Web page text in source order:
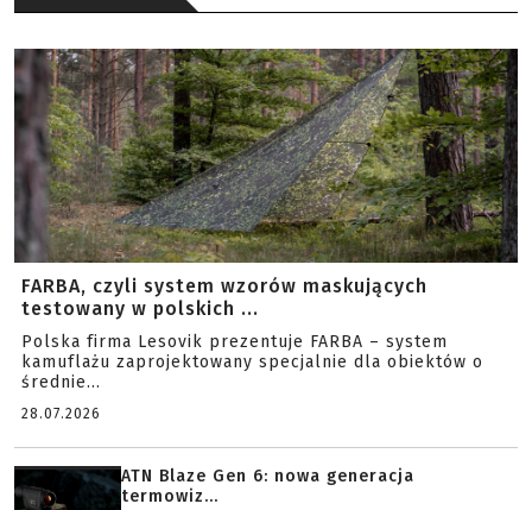
FARBA, czyli system wzorów maskujących
testowany w polskich ...
Polska firma Lesovik prezentuje FARBA – system
kamuflażu zaprojektowany specjalnie dla obiektów o
średnie...
28.07.2026
ATN Blaze Gen 6: nowa generacja
termowiz...